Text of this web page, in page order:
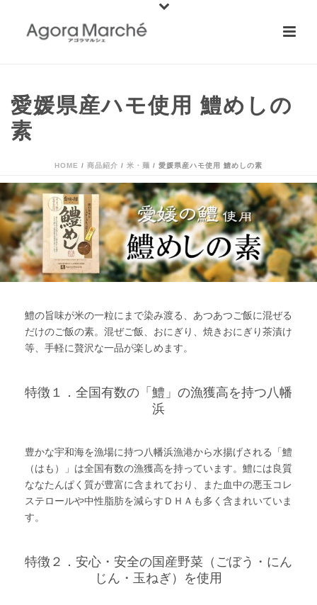
愛媛県産ハモ使用 鱧めしの
素
HOME / 商品紹介 / 米・麺 / 愛媛県産ハモ使用 鱧めしの素
鱧の旨味が米の一粒にまで染み渡る、あつあつご飯に混ぜる
だけのご飯の素。混ぜご飯、おにぎり、焼きおにぎり茶漬け
等、手軽に贅沢な一品が楽しめます。
特徴１．全国有数の「鱧」の漁獲高を持つ八幡
浜
豊かな宇和海を漁場に持つ八幡浜漁港から水揚げされる「鱧
（はも）」は全国有数の漁獲高を持っています。鱧には良質
ななたんぱく質が豊富に含まれており、また血中の悪玉コレ
ステロールや中性脂肪を減らすＤＨＡも多く含まれいていま
す。
特徴２．安心・安全の国産野菜（ごぼう・にん
じん・玉ねぎ）を使用